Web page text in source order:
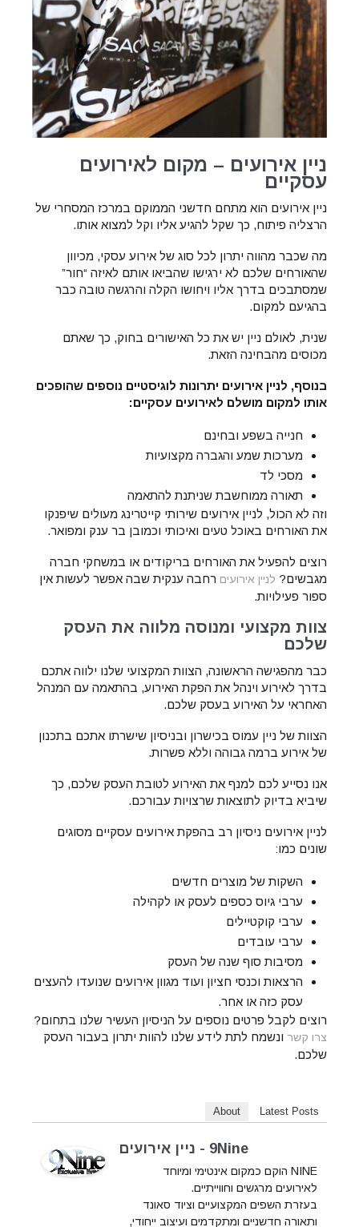
ניין אירועים – מקום לאירועים
עסקיים
ניין אירועים הוא מתחם חדשני הממוקם במרכז המסחרי של
הרצליה פיתוח, כך שקל להגיע אליו וקל למצוא אותו.
מה שכבר מהווה יתרון לכל סוג של אירוע עסקי, מכיוון
שהאורחים שלכם לא ירגישו שהביאו אותם לאיזה “חור”
שמסתבכים בדרך אליו ויחושו הקלה והרגשה טובה כבר
בהגיעם למקום.
שנית, לאולם ניין יש את כל האישורים בחוק, כך שאתם
מכוסים מהבחינה הזאת.
בנוסף, לניין אירועים יתרונות לוגיסטיים נוספים שהופכים
אותו למקום מושלם לאירועים עסקיים:
חנייה בשפע ובחינם
מערכות שמע והגברה מקצועיות
מסכי לד
תאורה ממוחשבת שניתנת להתאמה
וזה לא הכול, לניין אירועים שירותי קייטרינג מעולים שיפנקו
את האורחים באוכל טעים ואיכותי וכמובן בר ענק ומפואר.
רוצים להפעיל את האורחים בריקודים או במשחקי חברה
מגבשים? לניין אירועים רחבה ענקית שבה אפשר לעשות אין
ספור פעילויות.
צוות מקצועי ומנוסה מלווה את העסק
שלכם
כבר מהפגישה הראשונה, הצוות המקצועי שלנו ילווה אתכם
בדרך לאירוע וינהל את הפקת האירוע, בהתאמה עם המנהל
האחראי על האירוע בעסק שלכם.
הצוות של ניין עמוס בכישרון ובניסיון שישרתו אתכם בתכנון
של אירוע ברמה גבוהה וללא פשרות.
אנו נסייע לכם למנף את האירוע לטובת העסק שלכם, כך
שיביא בדיוק לתוצאות שרצויות עבורכם.
לניין אירועים ניסיון רב בהפקת אירועים עסקיים מסוגים
שונים כמו:
השקות של מוצרים חדשים
ערבי גיוס כספים לעסק או לקהילה
ערבי קוקטיילים
ערבי עובדים
מסיבות סוף שנה של העסק
הרצאות וכנסי חציון ועוד מגוון אירועים שנועדו להעצים
עסק כזה או אחר.
רוצים לקבל פרטים נוספים על הניסיון העשיר שלנו בתחום?
צרו קשר ונשמח לתת לידע שלנו להוות יתרון בעבור העסק
שלכם.
About Latest Posts
9Nine - ניין אירועים
NINE הוקם כמקום אינטימי ומיוחד
לאירועים מרגשים וחווייתיים.
בעזרת השפים המקצועיים וציוד סאונד
ותאורה חדשניים ומתקדמים ועיצוב ייחודי,